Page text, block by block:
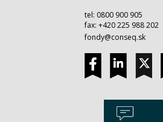
tel: 0800 900 905
fax: +420 225 988 202
fondy@conseq.sk